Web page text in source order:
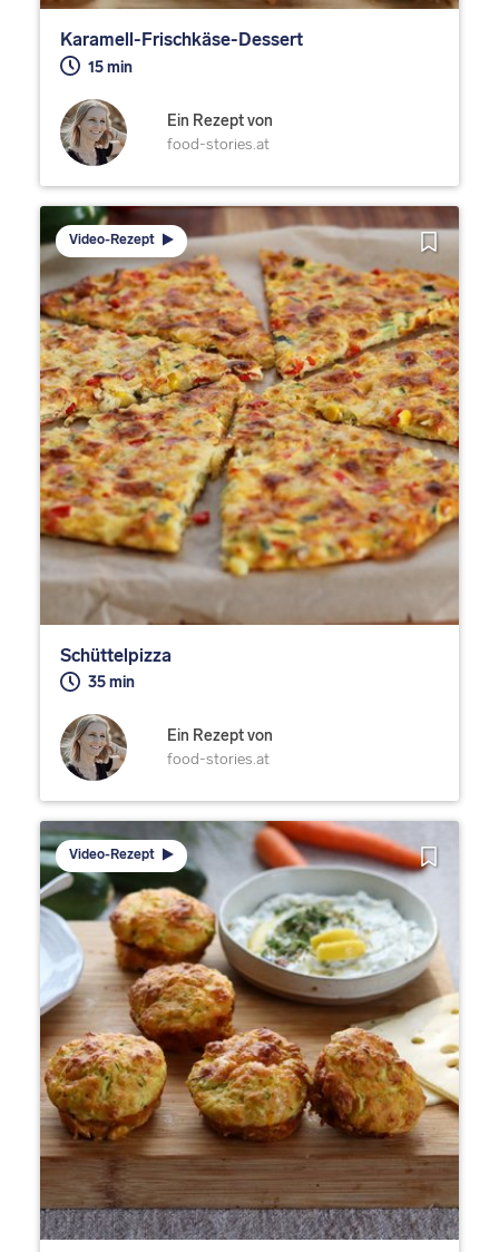
Karamell-Frischkäse-Dessert
15 min
Ein Rezept von
food-stories.at
Video-Rezept
Schüttelpizza
35 min
Ein Rezept von
food-stories.at
Video-Rezept